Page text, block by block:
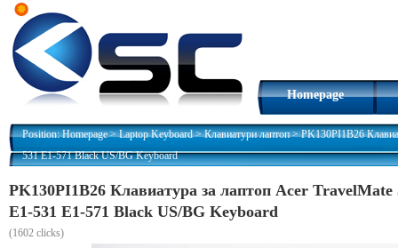
Homepage
Position:Homepage>Laptop Keyboard>Клавиатури лаптоп>PK130PI1B26
531 E1-571 Black US/BG Keyboard
PK130PI1B26 Клавиатура за лаптоп Acer TravelMate
E1-531 E1-571 Black US/BG Keyboard
(1602 clicks)